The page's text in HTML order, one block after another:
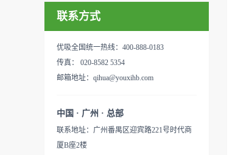
联系方式
优吸全国统一热线：400-888-0183
传真： 020-8582 5354
邮箱地址：qihua@youxihb.com
中国 · 广州 · 总部
联系地址：广州番禺区迎宾路221号时代商
厦B座2楼